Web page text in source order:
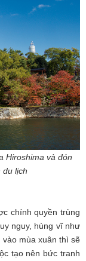
Hiroshima và đón
du lịch
chính quyền trùng
nguy, hùng vĩ như
mùa xuân thì sẽ
tạo nên bức tranh